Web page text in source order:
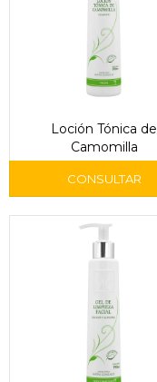
Loción Tónica de
Camomilla